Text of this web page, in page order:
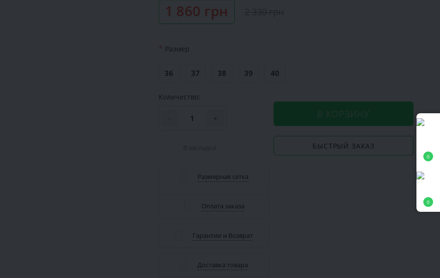
0
0
1 860 грн
* Размер
36 37 38 39 40
Количество:
- + В КОРЗИНУ
БЫСТРЫЙ ЗАКАЗ
Размерная сетка
Оплата заказа
Гарантии и Возврат
Доставка товара